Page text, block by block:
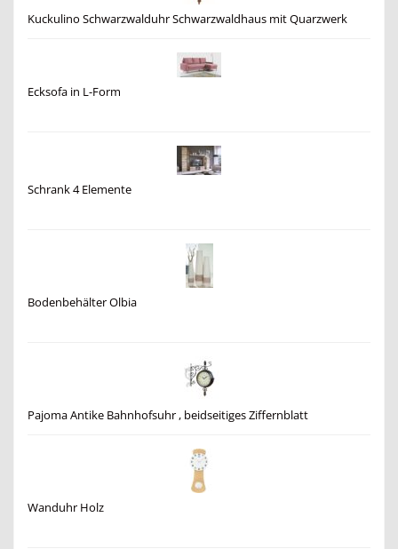
Kuckulino Schwarzwalduhr Schwarzwaldhaus mit Quarzwerk
Ecksofa in L-Form
Schrank 4 Elemente
Bodenbehälter Olbia
Pajoma Antike Bahnhofsuhr , beidseitiges Ziffernblatt
Wanduhr Holz